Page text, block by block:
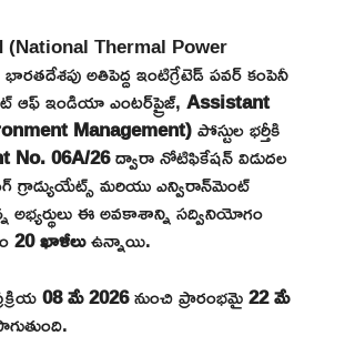
(National Thermal Power
అతిపెద్ద ఇంటిగ్రేటెడ్ పవర్ కంపెనీ
ఆఫ్ ఇండియా ఎంటర్‌ప్రైజ్,Assistant
Management)పోస్టుల భర్తీకి
No. 06A/26ద్వారా నోటిఫికేషన్ విడుదల
గ్రాడ్యుయేట్స్ మరియు ఎన్విరాన్‌మెంట్
అభ్యర్థులు ఈ అవకాశాన్ని సద్వినియోగం
20 ఖాళీలుఉన్నాయి.
08 మే 2026నుంచి ప్రారంభమై22 మే